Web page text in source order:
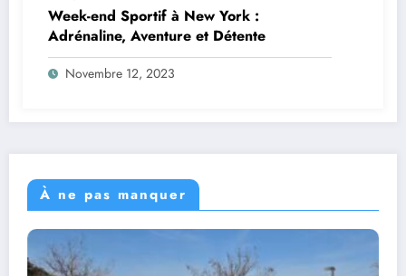
Week-end Sportif à New York :
Adrénaline, Aventure et Détente
Novembre 12, 2023
À ne pas manquer